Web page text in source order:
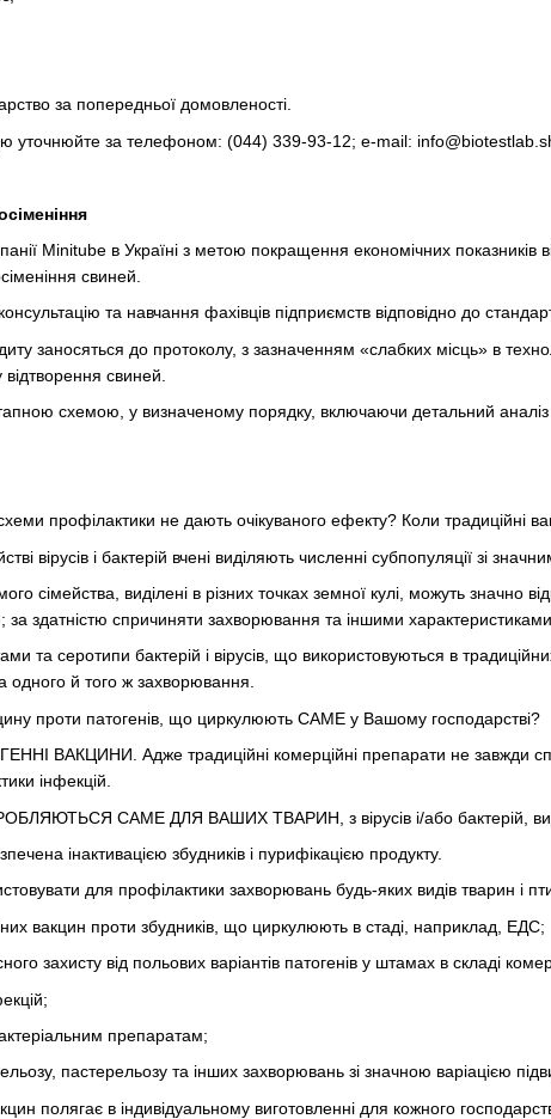
за попередньої домовленості.
уточнюйте за телефоном: (044) 339-93-12; e-mail:
Minitube в Україні з метою покращення економічних
свиней.
та навчання фахівців підприємств відповідно до
заносяться до протоколу, з зазначенням «слабких місць» в
свиней.
схемою, у визначеному порядку, включаючи детальний аналіз
профілактики не дають очікуваного ефекту? Коли традиційні
вірусів і бактерій вчені виділяють численні субпопуляції зі
сімейства, виділені в різних точках земної кулі, можуть значно
за здатністю спричиняти захворювання та іншими характеристиками.
та серотипи бактерій і вірусів, що використовуються в
одного й того ж захворювання.
проти патогенів, що циркулюють САМЕ у Вашому господарстві?
ВАКЦИНИ. Адже традиційні комерційні препарати не завжди
інфекцій.
САМЕ ДЛЯ ВАШИХ ТВАРИН, з вірусів і/або бактерій,
інактивацією збудників і пурифікацією продукту.
для профілактики захворювань будь-яких видів тварин і
вакцин проти збудників, що циркулюють в стаді, наприклад, ЕДС;
захисту від польових варіантів патогенів у штамах в складі
препаратам;
пастерельозу та інших захворювань зі значною варіацією
полягає в індивідуальному виготовленні для кожного